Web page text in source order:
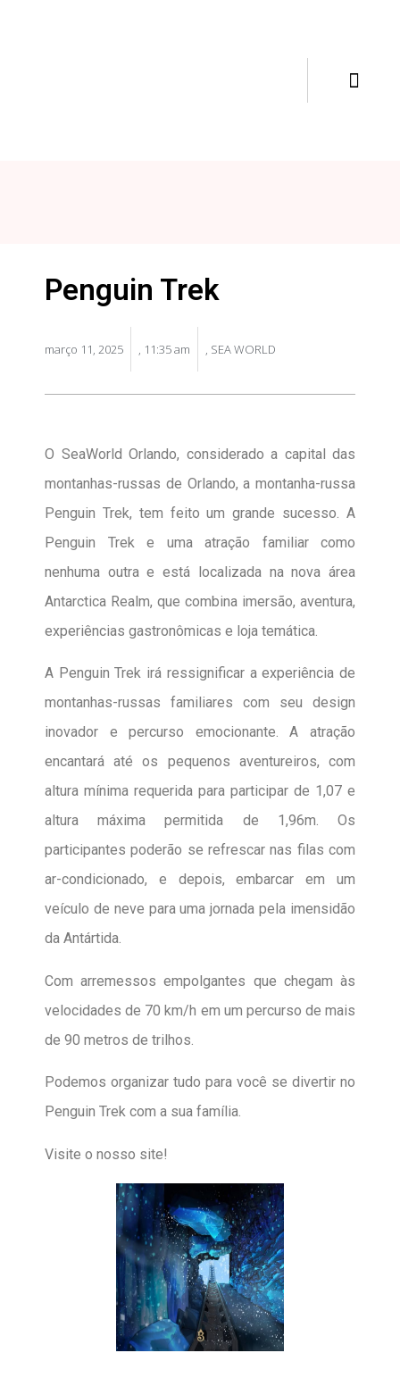
Penguin Trek
março 11, 2025 11:35 am SEA WORLD
O SeaWorld Orlando, considerado a capital das
montanhas-russas de Orlando, a montanha-russa
Penguin Trek, tem feito um grande sucesso. A
Penguin Trek e uma atração familiar como
nenhuma outra e está localizada na nova área
Antarctica Realm, que combina imersão, aventura,
experiências gastronômicas e loja temática.
A Penguin Trek irá ressignificar a experiência de
montanhas-russas familiares com seu design
inovador e percurso emocionante. A atração
encantará até os pequenos aventureiros, com
altura mínima requerida para participar de 1,07 e
altura máxima permitida de 1,96m. Os
participantes poderão se refrescar nas filas com
ar-condicionado, e depois, embarcar em um
veículo de neve para uma jornada pela imensidão
da Antártida.
Com arremessos empolgantes que chegam às
velocidades de 70 km/h em um percurso de mais
de 90 metros de trilhos.
Podemos organizar tudo para você se divertir no
Penguin Trek com a sua família.
Visite o nosso site!